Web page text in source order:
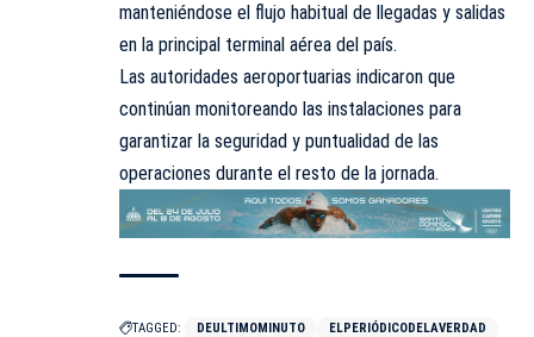
manteniéndose el flujo habitual de llegadas y salidas
en la principal terminal aérea del país.
Las autoridades aeroportuarias indicaron que
continúan monitoreando las instalaciones para
garantizar la seguridad y puntualidad de las
operaciones durante el resto de la jornada.
TAGGED: DEULTIMOMINUTO
ELPERIÓDICODELAVERDAD